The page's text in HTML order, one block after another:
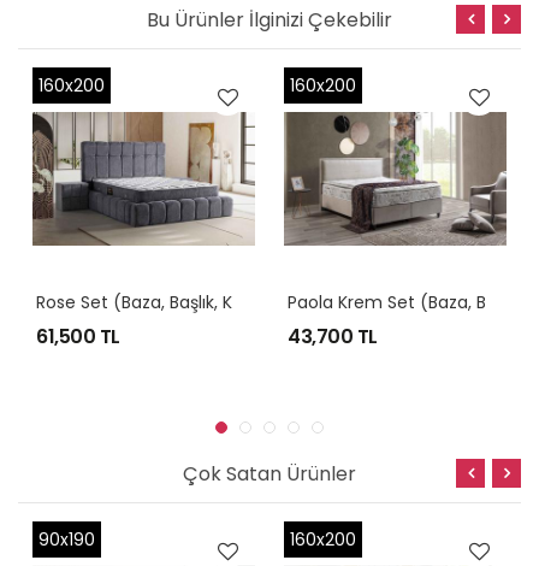
Bu Ürünler İlginizi Çekebilir
160x200
61,500 TL
160x200
43,700 TL
Çok Satan Ürünler
90x190 160x200